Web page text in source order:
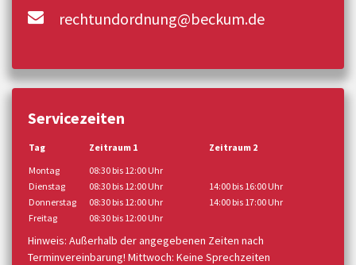
rechtundordnung@beckum.de
Servicezeiten
Tag Zeitraum 1
Zeitraum 2
Montag
08:30 bis 12:00 Uhr
Dienstag
08:30 bis 12:00 Uhr
14:00 bis 16:00 Uhr
Donnerstag
08:30 bis 12:00 Uhr
14:00 bis 17:00 Uhr
Freitag
08:30 bis 12:00 Uhr
Hinweis: Außerhalb der angegebenen Zeiten nach
Terminvereinbarung! Mittwoch: Keine Sprechzeiten